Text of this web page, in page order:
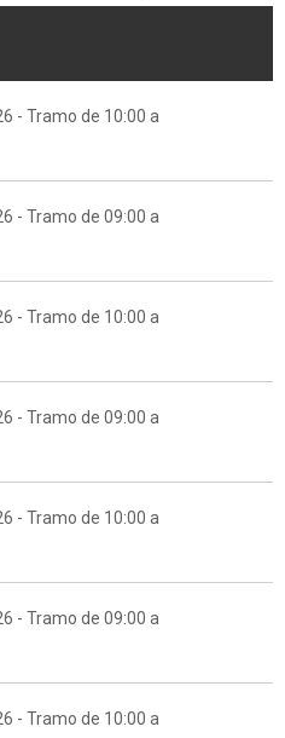
- Tramo de 10:00 a
- Tramo de 09:00 a
- Tramo de 10:00 a
- Tramo de 09:00 a
- Tramo de 10:00 a
- Tramo de 09:00 a
- Tramo de 10:00 a